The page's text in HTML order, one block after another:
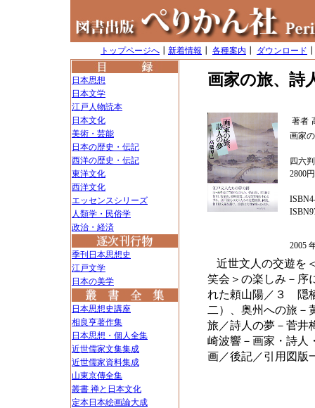
トップページへ 新着情報 各種案内 ダウンロード
日本思想
日本文学
江戸人物読本
日本文化
美術・芸能
日本の歴史・伝記
西洋の歴史・伝記
東洋文化
西洋文化
エッセンスシリーズ
人類学・民俗学
政治・経済
季刊日本思想史
江戸文学
日本の美学
日本思想史講座
相良亨著作集
日本思想・個人全集
近世儒家文集集成
近世儒家資料集成
山東京傳全集
叢書 禅と日本文化
定本日本絵画論大成
画家の旅、詩
著者
画家
四六
2800
2005
近世文人の交遊を
笑会＞の楽しみ－
れた頼山陽／３ 隠
二）、奥州への旅
旅／詩人の夢－菅
崎波響－画家・詩
画／後記／引用図版